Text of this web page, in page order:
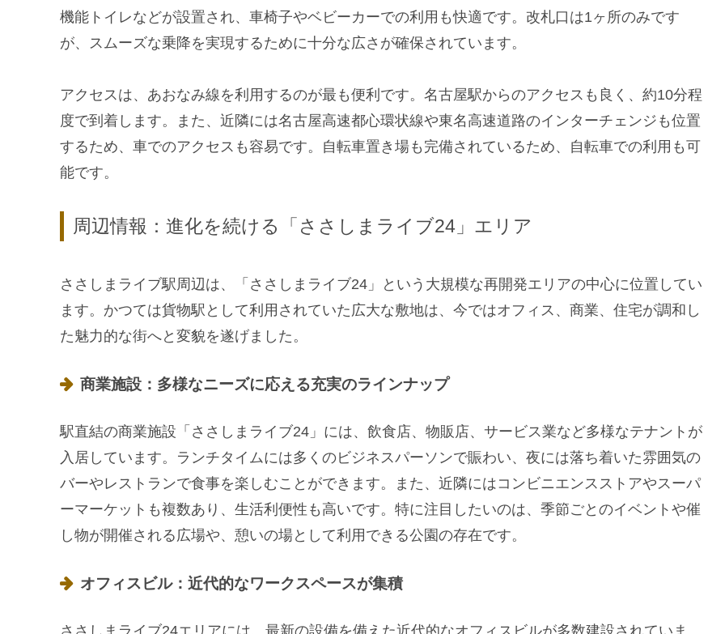
機能トイレなどが設置され、車椅子やベビーカーでの利用も快適です。改札口は1ヶ所のみです
が、スムーズな乗降を実現するために十分な広さが確保されています。
アクセスは、あおなみ線を利用するのが最も便利です。名古屋駅からのアクセスも良く、約10分程
度で到着します。また、近隣には名古屋高速都心環状線や東名高速道路のインターチェンジも位置
するため、車でのアクセスも容易です。自転車置き場も完備されているため、自転車での利用も可
能です。
周辺情報：進化を続ける「ささしまライブ24」エリア
ささしまライブ駅周辺は、「ささしまライブ24」という大規模な再開発エリアの中心に位置してい
ます。かつては貨物駅として利用されていた広大な敷地は、今ではオフィス、商業、住宅が調和し
た魅力的な街へと変貌を遂げました。
商業施設：多様なニーズに応える充実のラインナップ
駅直結の商業施設「ささしまライブ24」には、飲食店、物販店、サービス業など多様なテナントが
入居しています。ランチタイムには多くのビジネスパーソンで賑わい、夜には落ち着いた雰囲気の
バーやレストランで食事を楽しむことができます。また、近隣にはコンビニエンスストアやスーパ
ーマーケットも複数あり、生活利便性も高いです。特に注目したいのは、季節ごとのイベントや催
し物が開催される広場や、憩いの場として利用できる公園の存在です。
オフィスビル：近代的なワークスペースが集積
ささしまライブ24エリアには、最新の設備を備えた近代的なオフィスビルが多数建設されていま